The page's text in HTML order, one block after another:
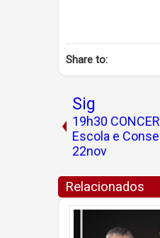
Share to:
Sig
19h30
Escola e
22nov
Relacionados